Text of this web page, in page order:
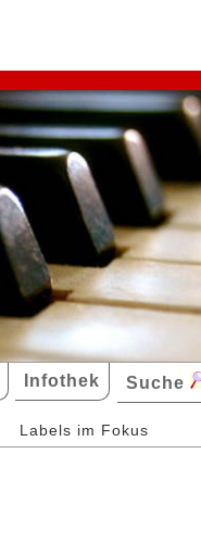
Infothek Suche
Labels im Fokus